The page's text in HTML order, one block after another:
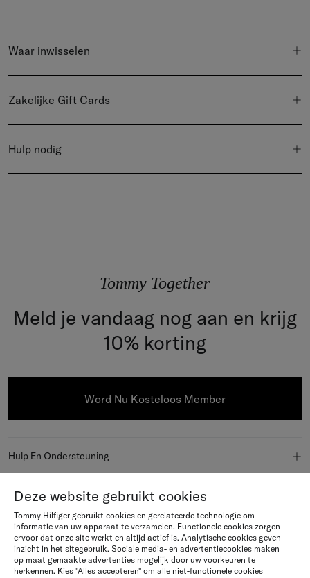
Waar inwisselen
Zakelijke Gift Cards
Hulp nodig
Tommy Together
Meld je vandaag nog aan en krijg
10% korting
Word Nu Kosteloos Member
Hulp En Ondersteuning
Bestelstatus
Verzending
Over Tommy Hilfiger
Over ons
Newsroom
Join Us
Word member
Explore
Deze website gebruikt cookies
Tommy Hilfiger gebruikt cookies en gerelateerde technologie om
informatie van uw apparaat te verzamelen. Functionele cookies zorgen
ervoor dat onze site werkt en altijd actief is. Analytische cookies geven
inzicht in het sitegebruik. Sociale media- en advertentiecookies maken
op maat gemaakte advertenties mogelijk door uw voorkeuren te
herkennen. Kies "Alles accepteren" om alle niet-functionele cookies